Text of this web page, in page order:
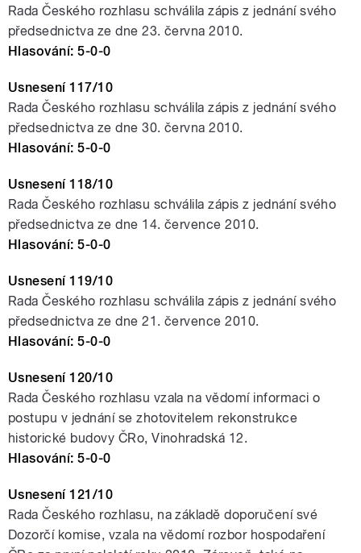
Rada Českého rozhlasu schválila zápis z jednání svého
předsednictva ze dne 23. června 2010.
Hlasování: 5-0-0
Usnesení 117/10
Rada Českého rozhlasu schválila zápis z jednání svého
předsednictva ze dne 30. června 2010.
Hlasování: 5-0-0
Usnesení 118/10
Rada Českého rozhlasu schválila zápis z jednání svého
předsednictva ze dne 14. července 2010.
Hlasování: 5-0-0
Usnesení 119/10
Rada Českého rozhlasu schválila zápis z jednání svého
předsednictva ze dne 21. července 2010.
Hlasování: 5-0-0
Usnesení 120/10
Rada Českého rozhlasu vzala na vědomí informaci o
postupu v jednání se zhotovitelem rekonstrukce
historické budovy ČRo, Vinohradská 12.
Hlasování: 5-0-0
Usnesení 121/10
Rada Českého rozhlasu, na základě doporučení své
Dozorčí komise, vzala na vědomí rozbor hospodaření